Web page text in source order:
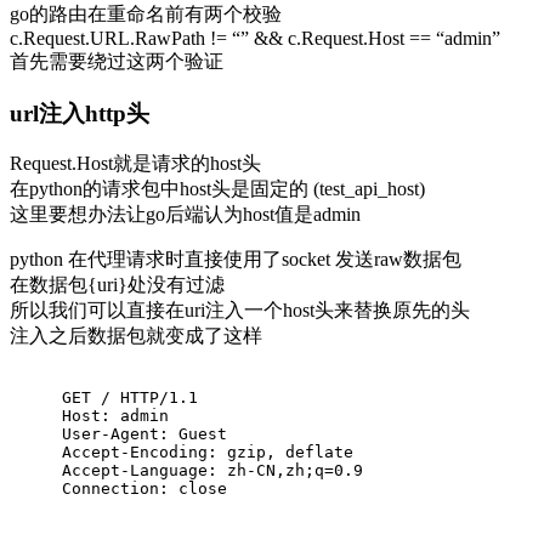
go的路由在重命名前有两个校验
c.Request.URL.RawPath != “” && c.Request.Host == “admin”
首先需要绕过这两个验证
url注入http头
Request.Host就是请求的host头
在python的请求包中host头是固定的 (test_api_host)
这里要想办法让go后端认为host值是admin
python 在代理请求时直接使用了socket 发送raw数据包
在数据包{uri}处没有过滤
所以我们可以直接在uri注入一个host头来替换原先的头
注入之后数据包就变成了这样
GET / HTTP/1.1
Host: admin
User-Agent: Guest
Accept-Encoding: gzip, deflate
Accept-Language: zh-CN,zh; q=0 . 9
Connection: close